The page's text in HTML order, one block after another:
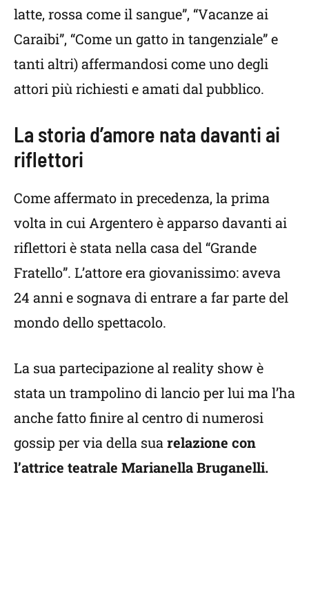
latte, rossa come il sangue”, “Vacanze ai
Caraibi”, “Come un gatto in tangenziale” e
tanti altri) affermandosi come uno degli
attori più richiesti e amati dal pubblico.
La storia d’amore nata davanti ai
riflettori
Come affermato in precedenza, la prima
volta in cui Argentero è apparso davanti ai
riflettori è stata nella casa del “Grande
Fratello”. L’attore era giovanissimo: aveva
24 anni e sognava di entrare a far parte del
mondo dello spettacolo.
La sua partecipazione al reality show è
stata un trampolino di lancio per lui ma l’ha
anche fatto finire al centro di numerosi
gossip per via della sua relazione con
l’attrice teatrale Marianella Bruganelli.